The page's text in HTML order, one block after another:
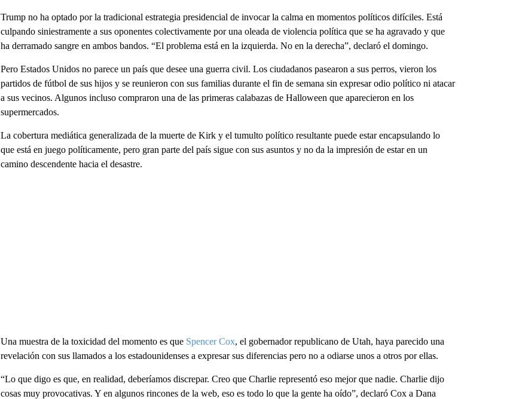
Trump no ha optado por la tradicional estrategia presidencial de invocar la calma en momentos políticos difíciles. Está
culpando siniestramente a sus oponentes colectivamente por una oleada de violencia política que se ha agravado y que
ha derramado sangre en ambos bandos. “El problema está en la izquierda. No en la derecha”, declaró el domingo.
Pero Estados Unidos no parece un país que desee una guerra civil. Los ciudadanos pasearon a sus perros, vieron los
partidos de fútbol de sus hijos y se reunieron con sus familias durante el fin de semana sin expresar odio político ni atacar
a sus vecinos. Algunos incluso compraron una de las primeras calabazas de Halloween que aparecieron en los
supermercados.
La cobertura mediática generalizada de la muerte de Kirk y el tumulto político resultante puede estar encapsulando lo
que está en juego políticamente, pero gran parte del país sigue con sus asuntos y no da la impresión de estar en un
camino descendente hacia el desastre.
Una muestra de la toxicidad del momento es que Spencer Cox, el gobernador republicano de Utah, haya parecido una
revelación con sus llamados a los estadounidenses a expresar sus diferencias pero no a odiarse unos a otros por ellas.
“Lo que digo es que, en realidad, deberíamos discrepar. Creo que Charlie representó eso mejor que nadie. Charlie dijo
cosas muy provocativas. Y en algunos rincones de la web, eso es todo lo que la gente ha oído”, declaró Cox a Dana